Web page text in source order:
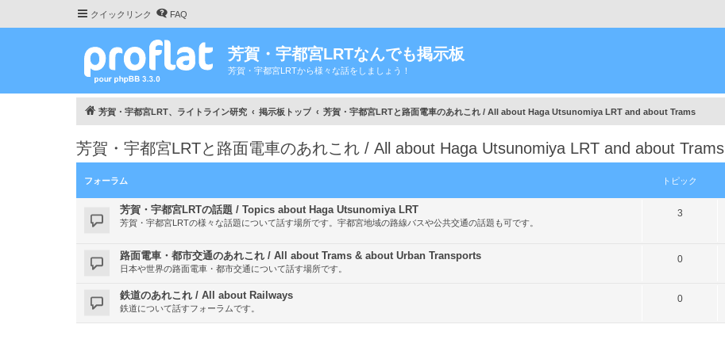
クイックリンク FAQ
芳賀・宇都宮LRTなんでも掲示板
芳賀・宇都宮LRTから様々な話をしましょう！
芳賀・宇都宮LRT、ライトライン研究 掲示板トップ 芳賀・宇都宮LRTと路面電車のあれこれ / All about Haga Utsunomiya LRT and about Trams
芳賀・宇都宮LRTと路面電車のあれこれ / All about Haga Utsunomiya LRT and about Trams
フォーラム トピック
芳賀・宇都宮LRTの話題 / Topics about Haga Utsunomiya LRT
芳賀・宇都宮LRTの様々な話題について話す場所です。宇都宮地域の路線バスや公共交通の話題も可です。
3ト
路面電車・都市交通のあれこれ / All about Trams & about Urban Transports
日本や世界の路面電車・都市交通について話す場所です。
0ト
ッ
鉄道のあれこれ / All about Railways
鉄道について話すフォーラムです。
0ト